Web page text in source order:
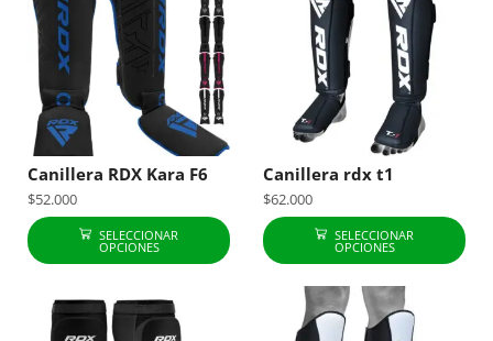
Canillera RDX Kara F6
$52.000
SELECCIONAR
OPCIONES
Canillera rdx t1
$62.000
SELECCIONAR
OPCIONES